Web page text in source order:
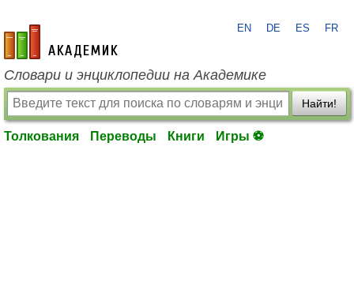
academic.ru
EN DE ES FR
Словари и энциклопедии на Академике
Найти!
Толкования Переводы Книги Игры ⚽